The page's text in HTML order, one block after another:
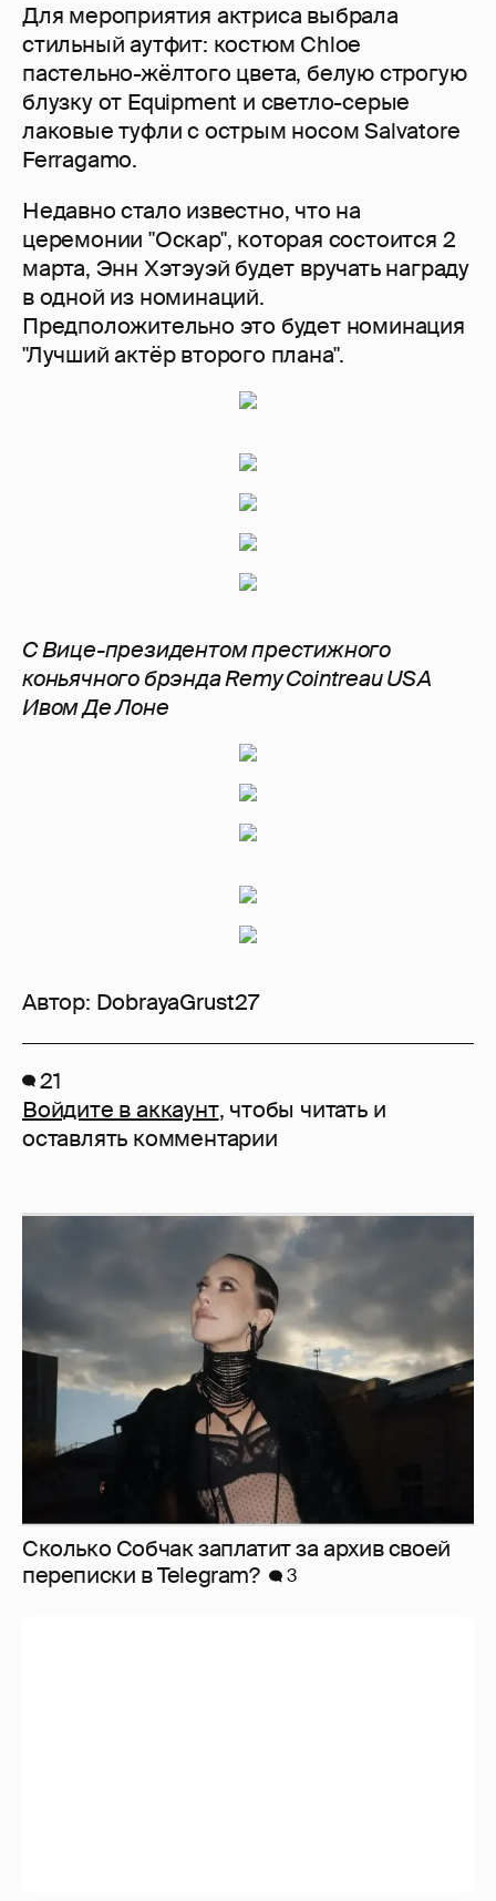
Для мероприятия актриса выбрала
стильный аутфит: костюм Chloe
пастельно-жёлтого цвета, белую строгую
блузку от Equipment и светло-серые
лаковые туфли с острым носом Salvatore
Ferragamo.
Недавно стало известно, что на
церемонии "Оскар", которая состоится 2
марта, Энн Хэтэуэй будет вручать награду
в одной из номинаций.
Предположительно это будет номинация
"Лучший актёр второго плана".
С Вице-президентом престижного
коньячного брэнда Remy Cointreau USA
Ивом Де Лоне
Автор: DobrayaGrust27
21
Войдите в аккаунт, чтобы читать и
оставлять комментарии
Сколько Собчак заплатит за архив своей
перeписки в Telegram?
3